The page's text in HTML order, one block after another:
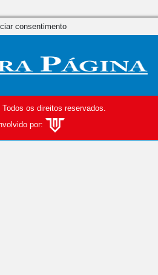
os direitos reservados.
por:
consentimento